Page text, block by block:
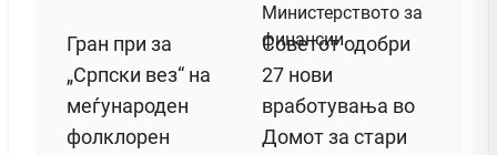
Гран при за
„Српски вез“ на
меѓународен
фолклорен
Советот одобри
27 нови
вработувања во
Домот за стари